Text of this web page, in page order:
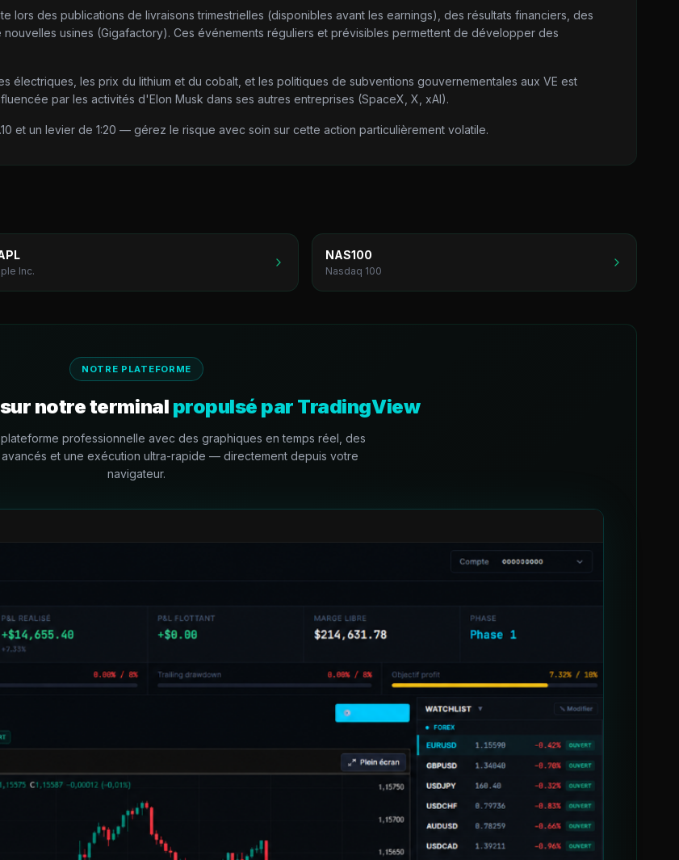
lors des publications de livraisons trimestrielles (disponibles avant les earnings), des résultats financiers, des
usines (Gigafactory). Ces événements réguliers et prévisibles permettent de développer des
électriques, les prix du lithium et du cobalt, et les politiques de subventions gouvernementales aux VE est
par les activités d'Elon Musk dans ses autres entreprises (SpaceX, X, xAI).
et un levier de 1:20 — gérez le risque avec soin sur cette action particulièrement volatile.
Inc.
NAS100
Nasdaq 100
NOTRE PLATEFORME
sur notre terminal propulsé par TradingView
professionnelle avec des graphiques en temps réel, des
et une exécution ultra-rapide — directement depuis votre
navigateur.